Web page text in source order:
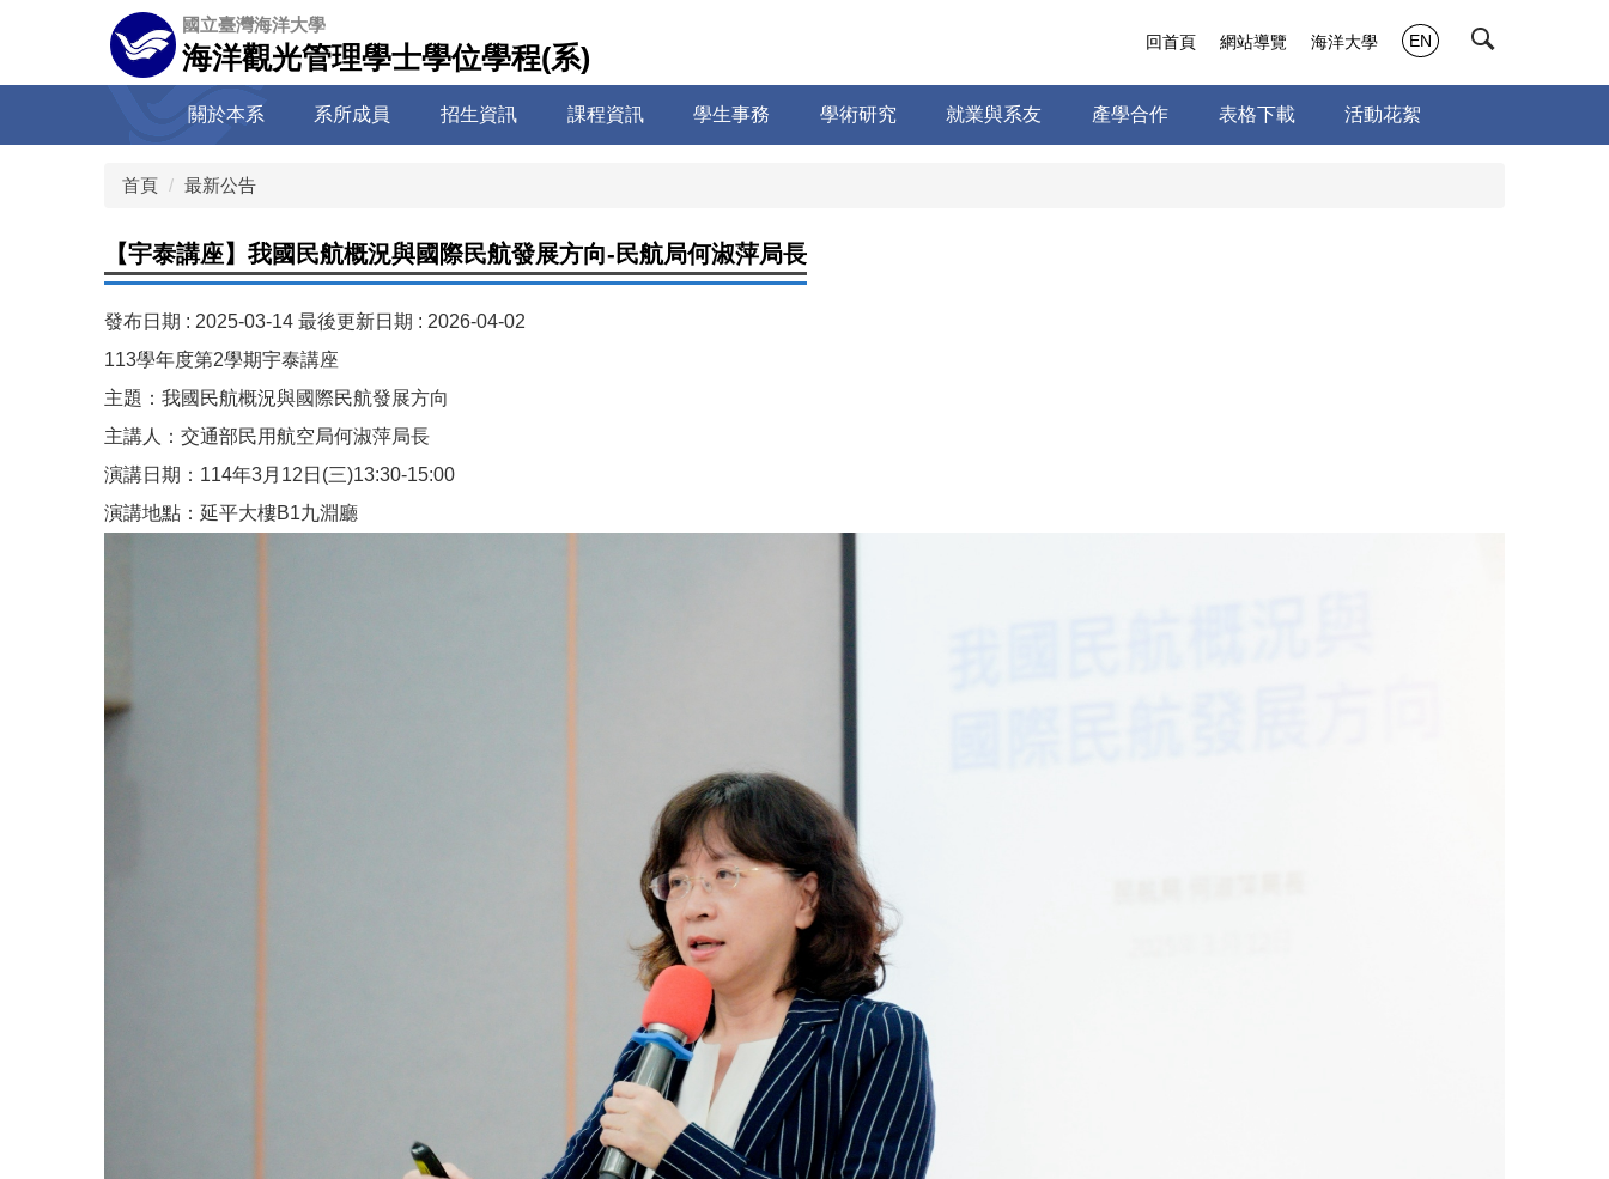
容
國立臺灣海洋大學
海洋觀光管理學士學位學程(系)
關於本系 系所成員 招生資訊 課程資訊 學生事務 學術研究 就業與系友 產學合作 表格下載 活動花絮
回首頁 網站導覽 海洋大學 EN
首頁 最新公告
【宇泰講座】我國民航概況與國際民航發展方向-民航局何淑萍局長
發布日期 : 2025-03-14 最後更新日期 : 2026-04-02
113學年度第2學期宇泰講座
主題：我國民航概況與國際民航發展方向
主講人：交通部民用航空局何淑萍局長
演講日期：114年3月12日(三)13:30-15:00
演講地點：延平大樓B1九淵廳